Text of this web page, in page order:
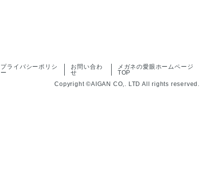
プライバシーポリシ
ー
お問い合わ
せ
メガネの愛眼ホームページ
TOP
Copyright ©AIGAN CO,. LTD All rights reserved.